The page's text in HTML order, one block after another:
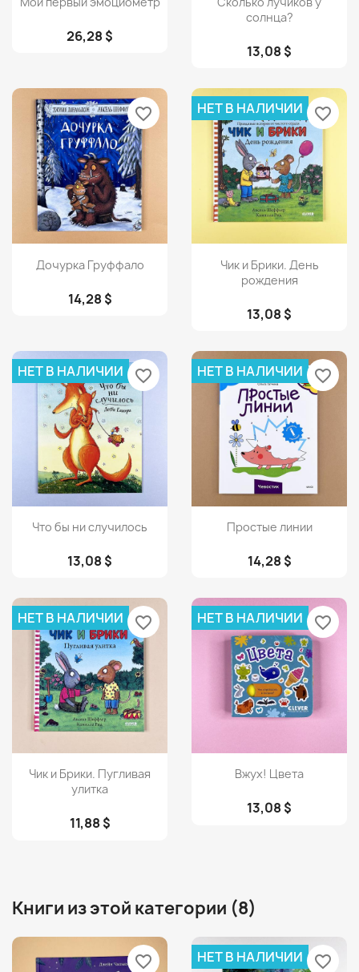
26,28 $
солнца?
13,08 $
Просмотр
Дочурка Груффало
14,28 $
favorite_border
Просмотр
Чик и Брики. День
рождения
13,08 $
НЕТ В НАЛИЧИИ favorite_border
Просмотр
Что бы ни случилось
13,08 $
НЕТ В НАЛИЧИИ favorite_border
Просмотр
Простые линии
14,28 $
НЕТ В НАЛИЧИИ favorite_border
Просмотр
Чик и Брики. Пугливая
улитка
11,88 $
НЕТ В НАЛИЧИИ favorite_border
Просмотр
Вжух! Цвета
13,08 $
НЕТ В НАЛИЧИИ favorite_border
Книги из этой категории (8)
favorite_border НЕТ В НАЛИЧИИ favorite_border